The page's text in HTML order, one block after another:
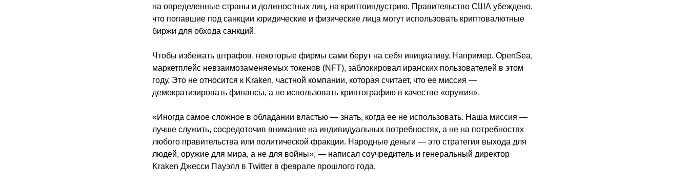
на определенные страны и должностных лиц, на криптоиндустрию. Правительство США убеждено,
что попавшие под санкции юридические и физические лица могут использовать криптовалютные
биржи для обхода санкций.
Чтобы избежать штрафов, некоторые фирмы сами берут на себя инициативу. Например, OpenSea,
маркетплейс невзаимозаменяемых токенов (NFT), заблокировал иранских пользователей в этом
году. Это не относится к Kraken, частной компании, которая считает, что ее миссия —
демократизировать финансы, а не использовать криптографию в качестве «оружия».
«Иногда самое сложное в обладании властью — знать, когда ее не использовать. Наша миссия —
лучше служить, сосредоточив внимание на индивидуальных потребностях, а не на потребностях
любого правительства или политической фракции. Народные деньги — это стратегия выхода для
людей, оружие для мира, а не для войны», — написал соучредитель и генеральный директор
Kraken Джесси Пауэлл в Twitter в феврале прошлого года.